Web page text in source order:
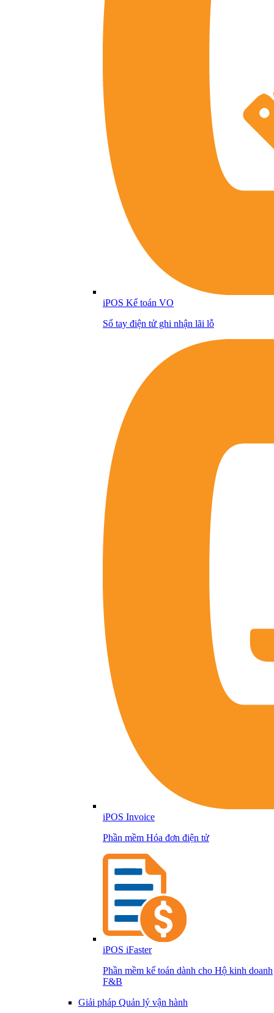
iPOS Kế toán VO
Sổ tay điện tử ghi nhận lãi lỗ
iPOS Invoice
Phần mềm Hóa đơn điện tử
iPOS iFaster
Phần mềm kế toán dành cho Hộ kinh doanh
F&B
Giải pháp Quản lý vận hành